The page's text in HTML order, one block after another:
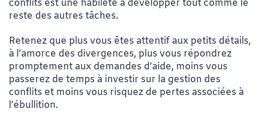
conflits est une habileté à développer tout comme le
reste des autres tâches.
Retenez que plus vous êtes attentif aux petits détails,
à l’amorce des divergences, plus vous répondrez
promptement aux demandes d’aide, moins vous
passerez de temps à investir sur la gestion des
conflits et moins vous risquez de pertes associées à
l’ébullition.